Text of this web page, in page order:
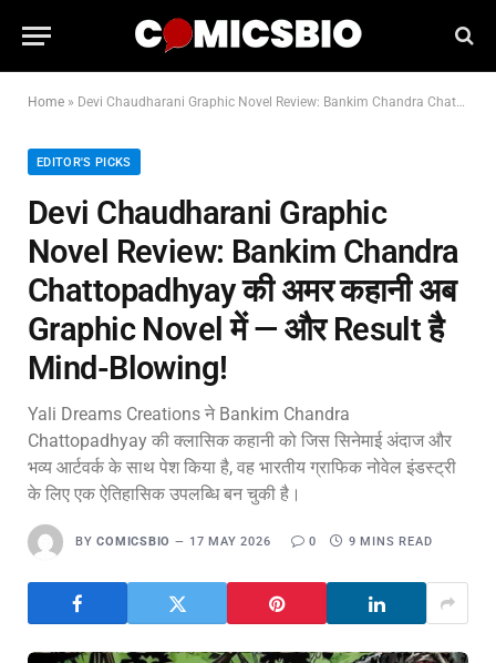
Home » Devi Chaudharani Graphic Novel Review: Bankim Chandra Chattopadhyay की अमर कहानी अब Graphic Novel में — और Result है Mind-Blowing!
EDITOR'S PICKS
Devi Chaudharani Graphic
Novel Review: Bankim Chandra
Chattopadhyay की अमर कहानी अब
Graphic Novel में — और Result है
Mind-Blowing!
Yali Dreams Creations ने Bankim Chandra
Chattopadhyay की क्लासिक कहानी को जिस सिनेमाई अंदाज और
भव्य आर्टवर्क के साथ पेश किया है, वह भारतीय ग्राफिक नोवेल इंडस्ट्री
के लिए एक ऐतिहासिक उपलब्धि बन चुकी है।
BY COMICSBIO 17 MAY 2026 0 9 MINS READ